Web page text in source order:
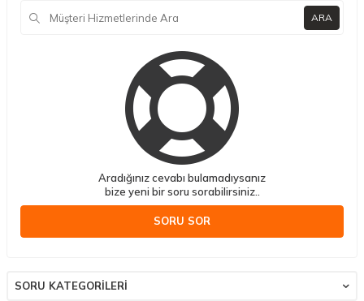
ARA
Aradığınız cevabı bulamadıysanız
bize yeni bir soru sorabilirsiniz..
SORU SOR
SORU KATEGORILERI